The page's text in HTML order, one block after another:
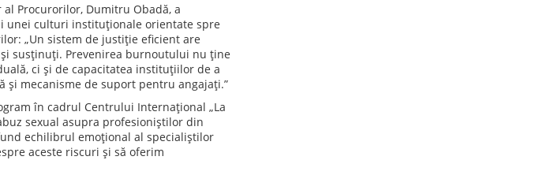
Procurorilor, Dumitru Obadă, a
unei culturi instituționale orientate spre
„Un sistem de justiție eficient are
susținuți. Prevenirea burnoutului nu ține
ci și de capacitatea instituțiilor de a
și mecanisme de suport pentru angajați.”
în cadrul Centrului Internațional „La
sexual asupra profesioniștilor din
echilibrul emoțional al specialiștilor
aceste riscuri și să oferim